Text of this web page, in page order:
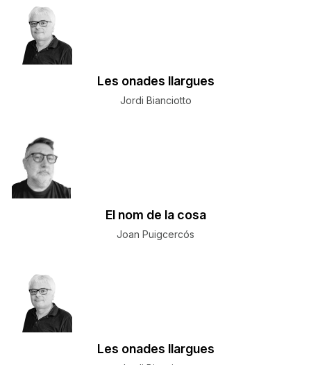
Les onades llargues
Jordi Bianciotto
El nom de la cosa
Joan Puigcercós
Les onades llargues